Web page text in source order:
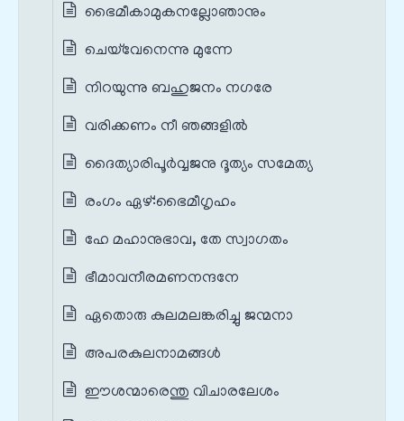
ഭൈമീകാമുകനല്ലോഞാനും
ചെയ്‌വേനെന്നു മുന്നേ
നിറയുന്നു ബഹുജനം നഗരേ
വരിക്കണം നീ ഞങ്ങളിൽ
ദൈത്യാരിപൂർവ്വജനു ദൂത്യം സമേത്യ
രംഗം ഏഴ്‌:ഭൈമീഗൃഹം
ഹേ മഹാനുഭാവ, തേ സ്വാഗതം
ഭീമാവനീരമണനന്ദനേ
ഏതൊരു കുലമലങ്കരിച്ചു ജന്മനാ
അപരകുലനാമങ്ങൾ
ഈശന്മാരെന്തു വിചാരലേശം